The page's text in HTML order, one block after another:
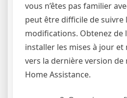
vous n’êtes pas familier
peut être difficile de suivre
modifications. Obtenez de
installer les mises à jour et
vers la dernière version de
Home Assistance.